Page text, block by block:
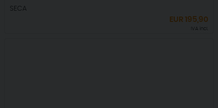
SECA
EUR195,90
IVA incl.